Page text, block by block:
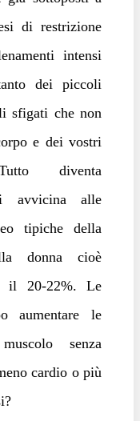
di restrizione
intensi
dei piccoli
sfigati che non
e dei vostri
diventa
avvicina alle
tipiche della
donna cioè
il 20-22%. Le
aumentare le
senza
cardio o più